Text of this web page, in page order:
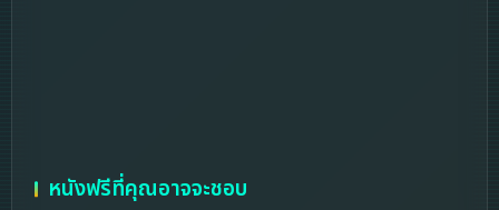
หนังฟรีที่คุณอาจจะชอบ